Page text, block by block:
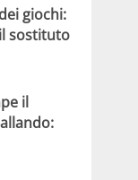
giochi:
sostituto
il